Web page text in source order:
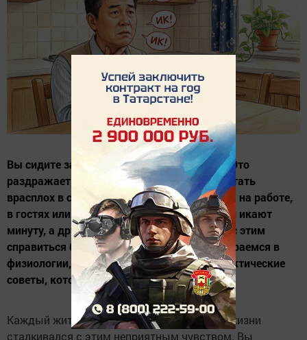
Вы сидите за ужином, и вдруг… ик! Ик! Ик! Это
раздражает, мешает говорить и может застать
врасплох в самый неподходящий момент — на работе,
в гостях или перед сном. Почему одни люди икают
минуту, а другие — часами? И главное, как с этим
справиться без вреда для здоровья? Разбираемся в
физиологии, народных методах и даём практические
советы, которые реально работают.
Каждый житель Татарстана хотя бы раз в жизни
сталкивался с этим неприятным чувством. Вы